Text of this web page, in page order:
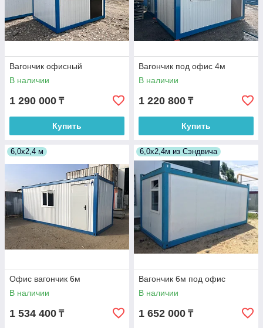
Вагончик офисный
В наличии
1 290 000 ₸
Купить
Вагончик под офис 4м
В наличии
1 220 800 ₸
Купить
6,0х2,4 м
Офис вагончик 6м
В наличии
1 534 400 ₸
6,0х2,4м из Сэндвича
Вагончик 6м под офис
В наличии
1 652 000 ₸